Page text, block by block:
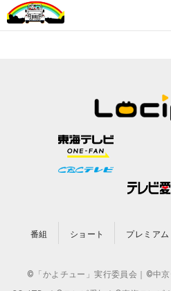
番組 ショート プレミアム
©「かよチュー」実行委員会｜©中